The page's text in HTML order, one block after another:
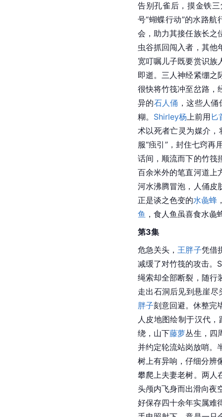
告别孔雀后，摸金铁
号“蝴蝶行动”的水路
会，助力其接任族长之
虫谷抓回闯入者，其他
宽叮嘱儿子既要赏识族
即逝。三人神经紧绷之
很快将竹筏冲至岔路，
异的石人俑 ，这些人
糊。 Shirley杨上前用匕
术以死者亡灵为媒介
服“痋引”，封住七窍再
话间，顺流而下的竹筏
百余米外的笔直河道上
河水沸腾冒泡，人俑皮
正是谈之色变的水彘蜂
鱼 ，食人鱼虽喜食水
第3集
危急关头，王胖子凭借
减缓了对竹筏的攻击。
绳索却全部断裂，随行
走出石洞后见到悬崖尽
胖子刻意回避。休整完
人皮地图绘制于汉代
绕，山下藤萝丛生，四
并约定轮流站岗放哨。
树上有异响，仔细分辨
攀爬上夫妻老树。两人
头颅内飞身而出滑向夜
好保存四十余年实属难